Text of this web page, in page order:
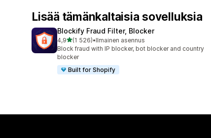
Lisää tämänkaltaisia sovelluksia
Blockify Fraud Filter, Blocker
4,9/ 5 tähteä
(1 526)
1526 arvostelua yhteensä
•Ilmainen asennus
Block fraud with IP blocker, bot blocker and country
blocker
Built for Shopify